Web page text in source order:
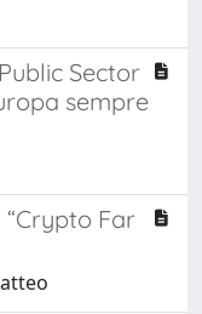
Sector
sempre
Far